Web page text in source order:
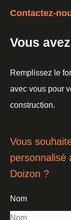
Contactez-
Vous
Remplissez le
avec vous pour
construction.
Vous
personnalisé
Doizon ?
Nom